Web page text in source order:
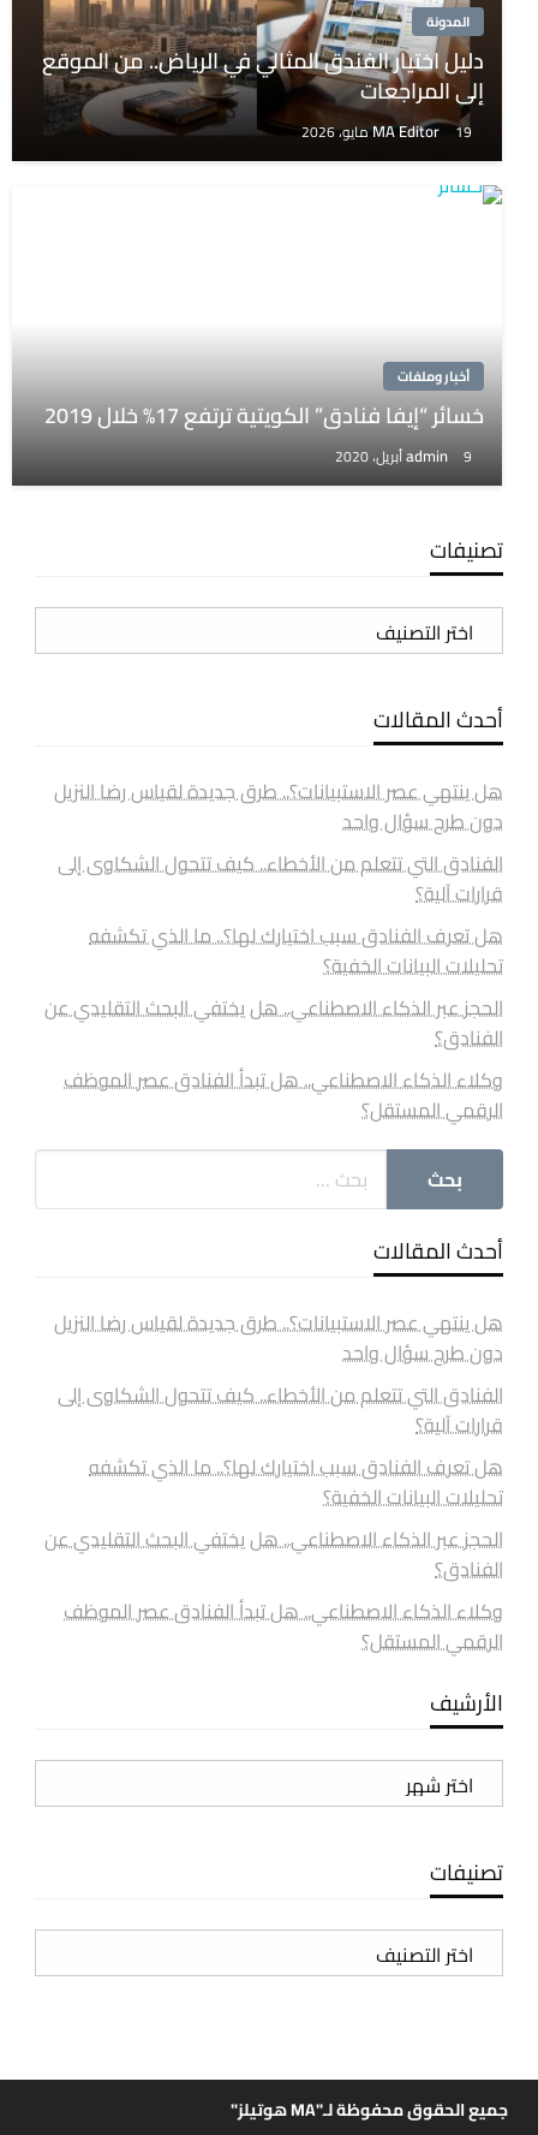
المدونة
دليل اختيار الفندق المثالي في الرياض.. من الموقع
إلى المراجعات
MA Editor 19 مايو، 2026
أخبار وملفات
خسائر “إيفا فنادق” الكويتية ترتفع 17% خلال 2019
admin 9 أبريل، 2020
تصنيفات
تصنيفات
أحدث المقالات
هل ينتهي عصر الاستبيانات؟.. طرق جديدة لقياس رضا النزيل
دون طرح سؤال واحد
الفنادق التي تتعلم من الأخطاء.. كيف تتحول الشكاوى إلى
قرارات آلية؟
هل تعرف الفنادق سبب اختيارك لها؟.. ما الذي تكشفه
تحليلات البيانات الخفية؟
الحجز عبر الذكاء الاصطناعي.. هل يختفي البحث التقليدي عن
الفنادق؟
وكلاء الذكاء الاصطناعي.. هل تبدأ الفنادق عصر الموظف
الرقمي المستقل؟
أحدث المقالات
هل ينتهي عصر الاستبيانات؟.. طرق جديدة لقياس رضا النزيل
دون طرح سؤال واحد
الفنادق التي تتعلم من الأخطاء.. كيف تتحول الشكاوى إلى
قرارات آلية؟
هل تعرف الفنادق سبب اختيارك لها؟.. ما الذي تكشفه
تحليلات البيانات الخفية؟
الحجز عبر الذكاء الاصطناعي.. هل يختفي البحث التقليدي عن
الفنادق؟
وكلاء الذكاء الاصطناعي.. هل تبدأ الفنادق عصر الموظف
الرقمي المستقل؟
الأرشيف
الأرشيف
تصنيفات
تصنيفات
جميع الحقوق محفوظة لـ"MA هوتيلز"